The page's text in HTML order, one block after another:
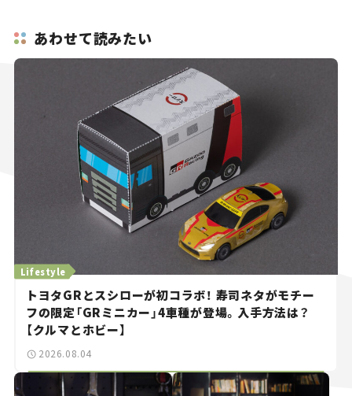
あわせて読みたい
Lifestyle
トヨタGRとスシローが初コラボ！ 寿司ネタがモチー
フの限定「GRミニカー」4車種が登場。入手方法は？
【クルマとホビー】
2026.08.04